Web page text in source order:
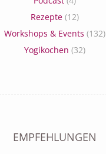
Rezepte (12)
Workshops & Events (132)
Yogikochen (32)
EMPFEHLUNGEN